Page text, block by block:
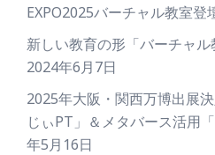
EXPO2025バーチャル教室登
新しい教育の形「バーチャ
2024年6月7日
2025年大阪・関西万博出展
じぃPT」＆メタバース活用
年5月16日